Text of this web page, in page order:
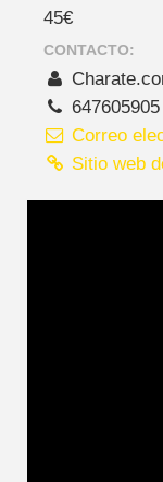
45€
CONTACTO:
647605905
Correo
Sitio web